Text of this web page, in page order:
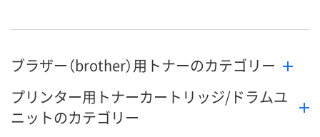
ブラザー（brother）用トナーのカテゴリー
プリンター用トナーカートリッジ/ドラムユ
ニットのカテゴリー